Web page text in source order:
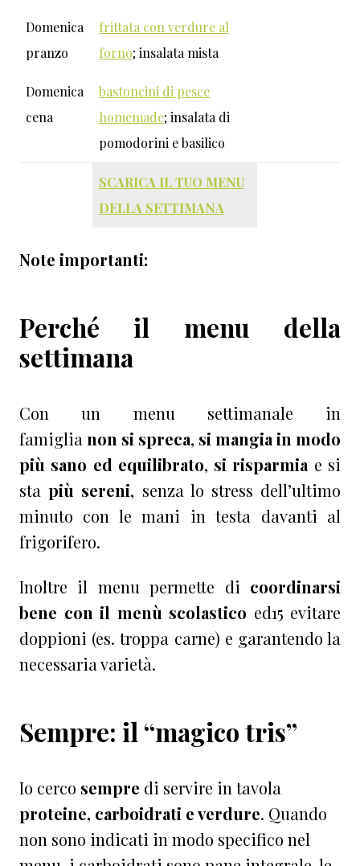
Domenica
pranzo
frittata con verdure al
forno; insalata mista
Domenica
cena
bastoncini di pesce
homemade; insalata di
pomodorini e basilico
SCARICA IL TUO MENU
DELLA SETTIMANA
Note importanti:
Perché il menu della
settimana
Con un menu settimanale in
famiglia non si spreca, si mangia in modo
più sano ed equilibrato, si risparmia e si
stapiù sereni, senza lo stress dell’ultimo
minuto con le mani in testa davanti al
frigorifero.
Inoltre il menu permette di coordinarsi
bene con il menù scolastico ed15 evitare
doppioni (es. troppa carne) e garantendo la
necessaria varietà.
Sempre: il “magico tris”
Io cerco sempre di servire in tavola
proteine, carboidrati e verdure. Quando
non sono indicati in modo specifico nel